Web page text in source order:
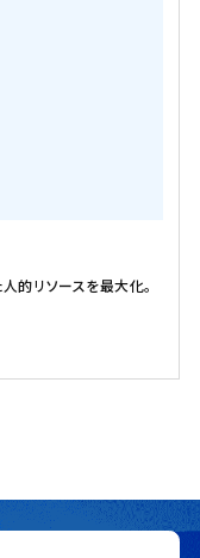
的リソースを最大化。